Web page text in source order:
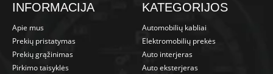
INFORMACIJA
Apie mus
Prekių pristatymas
Prekių grąžinimas
Pirkimo taisyklės
KATEGORIJOS
Automobilių kabliai
Elektromobilių prekės
Auto interjeras
Auto eksterjeras